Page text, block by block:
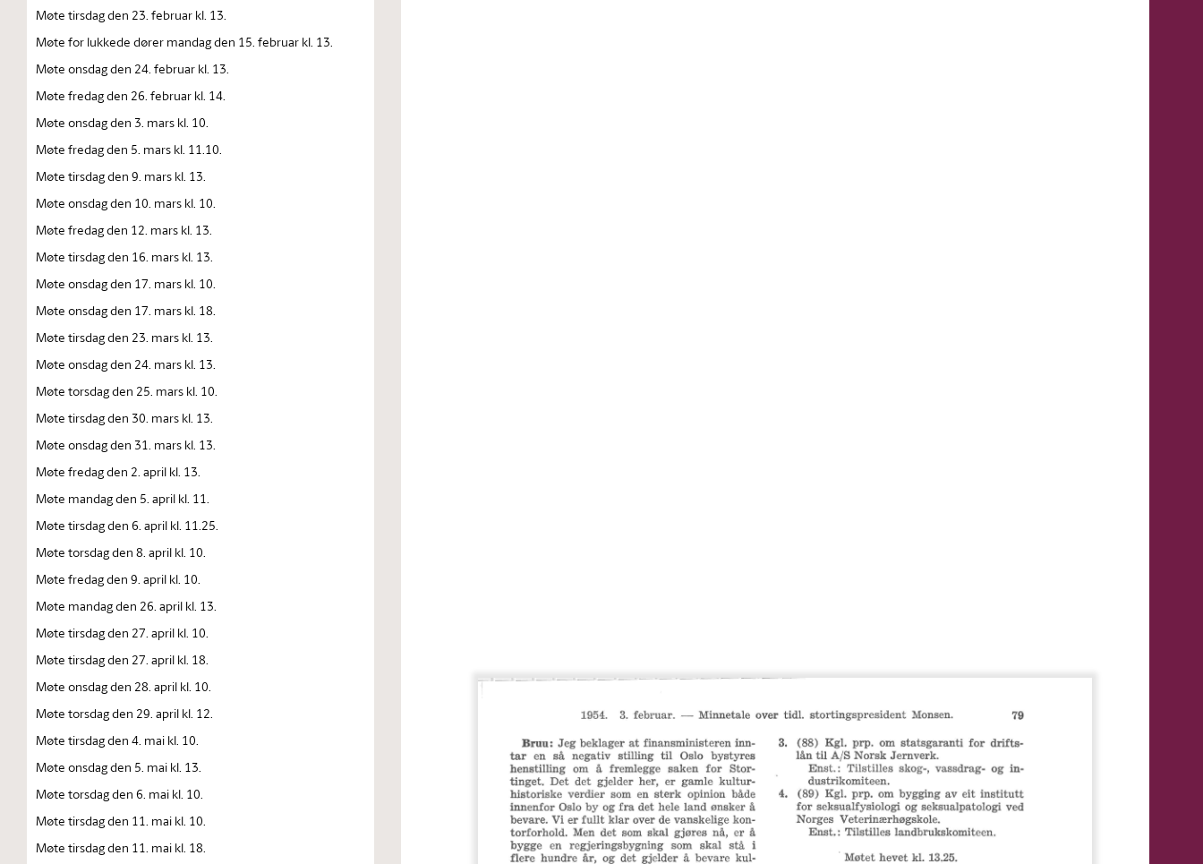
Møte tirsdag den 23. februar kl. 13.
Møte for lukkede dører mandag den 15. februar kl. 13.
Møte onsdag den 24. februar kl. 13.
Møte fredag den 26. februar kl. 14.
Møte onsdag den 3. mars kl. 10.
Møte fredag den 5. mars kl. 11.10.
Møte tirsdag den 9. mars kl. 13.
Møte onsdag den 10. mars kl. 10.
Møte fredag den 12. mars kl. 13.
Møte tirsdag den 16. mars kl. 13.
Møte onsdag den 17. mars kl. 10.
Møte onsdag den 17. mars kl. 18.
Møte tirsdag den 23. mars kl. 13.
Møte onsdag den 24. mars kl. 13.
Møte torsdag den 25. mars kl. 10.
Møte tirsdag den 30. mars kl. 13.
Møte onsdag den 31. mars kl. 13.
Møte fredag den 2. april kl. 13.
Møte mandag den 5. april kl. 11.
Møte tirsdag den 6. april kl. 11.25.
Møte torsdag den 8. april kl. 10.
Møte fredag den 9. april kl. 10.
Møte mandag den 26. april kl. 13.
Møte tirsdag den 27. april kl. 10.
Møte tirsdag den 27. april kl. 18.
Møte onsdag den 28. april kl. 10.
Møte torsdag den 29. april kl. 12.
Møte tirsdag den 4. mai kl. 10.
Møte onsdag den 5. mai kl. 13.
Møte torsdag den 6. mai kl. 10.
Møte tirsdag den 11. mai kl. 10.
Møte tirsdag den 11. mai kl. 18.